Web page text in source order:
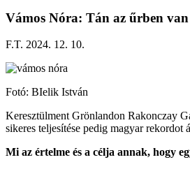
Vámos Nóra: Tán az űrben van
F.T. 2024. 12. 10.
Fotó: BIelik István
Keresztülment Grönlandon Rakonczay
sikeres teljesítése pedig magyar
Mi az értelme és a célja annak, hogy